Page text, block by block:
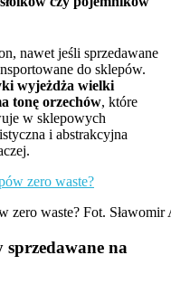
nawet jeśli sprzedawane
do sklepów.
wyjeżdża wielki
tonę orzechów, które
w sklepowych
i abstrakcyjna
zero waste? Fot.
na